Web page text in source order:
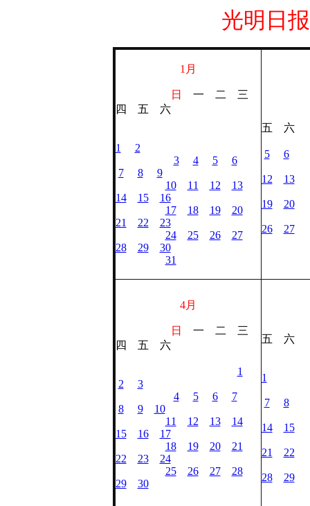
光明日
1月
日
一 二 三
四 五 六
1
2
3
4 5
6
7
8
9
10
11 12
13
14
15
16
17
18 19
20
21
22
23
24
25 26
27
28
29
30
31
五 六
5 6
12 13
19 20
26 27
4月
日
一 二 三
四 五 六
1
2
3
4
5 6
7
8
9
10
11
12 13
14
15
16
17
18
19 20
21
22
23
24
25
26 27
28
29
30
五 六
1
7 8
14 15
21 22
28 29